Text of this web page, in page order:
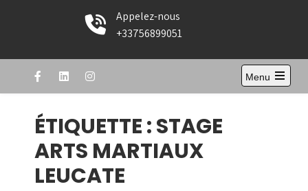
Appelez-nous
+33756899051
Menu
Open
ÉTIQUETTE :STAGE
ARTS MARTIAUX
LEUCATE